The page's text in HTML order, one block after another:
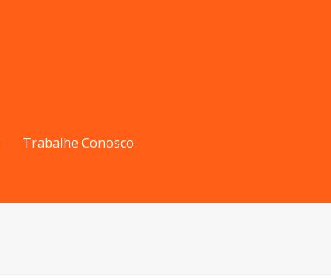
Trabalhe Conosco